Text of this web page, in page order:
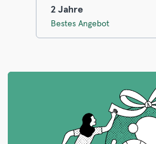
2 Jahre
Bestes Angebot